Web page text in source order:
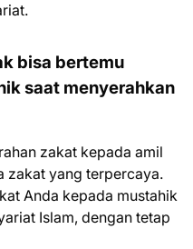
bisa bertemu
saat menyerahkan
zakat kepada amil
zakat yang terpercaya.
Anda kepada mustahik
Islam, dengan tetap